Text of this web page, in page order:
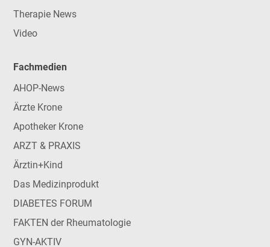
Therapie News
Video
Fachmedien
AHOP-News
Ärzte Krone
Apotheker Krone
ARZT & PRAXIS
Ärztin+Kind
Das Medizinprodukt
DIABETES FORUM
FAKTEN der Rheumatologie
GYN-AKTIV